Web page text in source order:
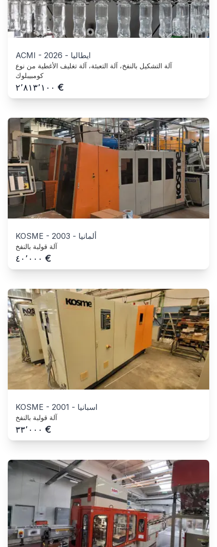
ACMI - 2026 - ايطاليا
آلة التشكيل بالنفخ، آلة التعبئة، آلة تغليف الأغطية من نوع
كومبيبلوك
٢٬٨١٣٬١٠٠ €
KOSME - 2003 - ألمانيا
آلة قولبة بالنفخ
٤٠٬٠٠٠ €
KOSME - 2001 - اسبانيا
آلة قولبة بالنفخ
٣٣٬٠٠٠ €